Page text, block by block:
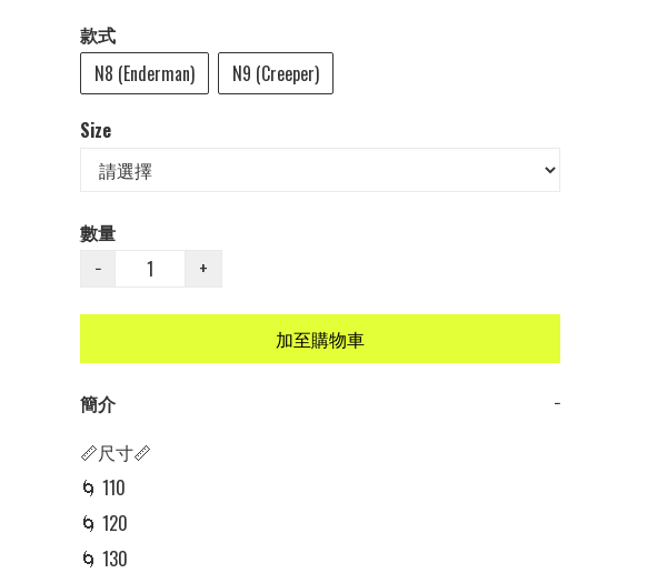
款式
N8 (Enderman)
N9 (Creeper)
Size
數量
−
+
加至購物車
簡介
−
📏尺寸📏
🌀 110
🌀 120
🌀 130